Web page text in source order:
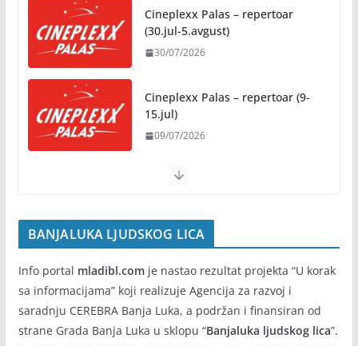
Na jesen počinje novo poglavlje za Banju Luku:
Starčevica dobija prvu senzornu baštu u Republici
Srpskoj
05/08/2026
Banja Luka domaćin „Vespa
susreta“ od 7. do 9. avgusta
Cineplexx Palas – repertoar
(30.jul-5.avgust)
30/07/2026
Cineplexx Palas – repertoar (9-
15.jul)
09/07/2026
BANJALUKA LJUDSKOG LICA
Info portal mladibl.comje nastao rezultat projekta “U korak
sa informacijama” koji realizuje Agencija za razvoj i
saradnju CEREBRA Banja Luka, a podržan i finansiran od
strane Grada Banja Luka u sklopu “Banjaluka ljudskog lica”.